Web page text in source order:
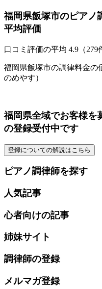
福岡県飯塚市のピアノ
平均評価
口コミ評価の平均 4.9（279
福岡県飯塚市の調律料金の
のめやす）
福岡県全域でお客様を
の登録受付中です
登録についての解説はこちら
ピアノ調律師を探す
人気記事
心者向けの記事
姉妹サイト
調律師の登録
メルマガ登録